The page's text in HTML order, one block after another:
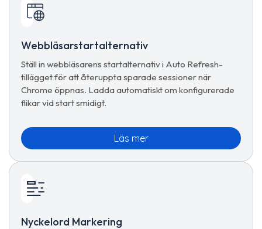
Webbläsarstartalternativ
Ställ in webbläsarens startalternativ i Auto Refresh-
tillägget för att återuppta sparade sessioner när
Chrome öppnas. Ladda automatiskt om konfigurerade
flikar vid start smidigt.
Läs mer
Nyckelord Markering